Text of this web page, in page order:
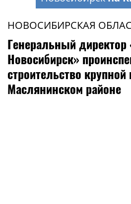
НОВОСИБИРСКАЯ
Генеральный директор
Новосибирск»
строительство
Маслянинском районе